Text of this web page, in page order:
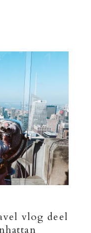
vlog deel